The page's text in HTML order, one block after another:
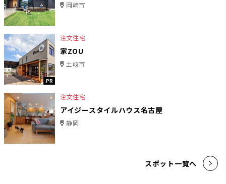
岡崎市
PR
注文住宅
家ZOU
土岐市
注文住宅
アイジースタイルハウス名古屋
静岡
スポット一覧へ